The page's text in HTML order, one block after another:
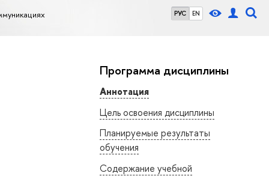
РУС EN
Программа дисциплины
Аннотация
Цель освоения дисциплины
Планируемые результаты
обучения
Содержание учебной